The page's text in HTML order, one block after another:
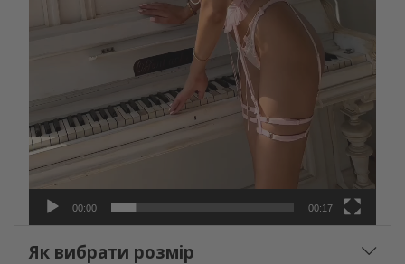
00:00 00:17
Як вибрати розмір